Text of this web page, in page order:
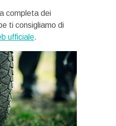
completa dei
ti consigliamo di
ufficiale.